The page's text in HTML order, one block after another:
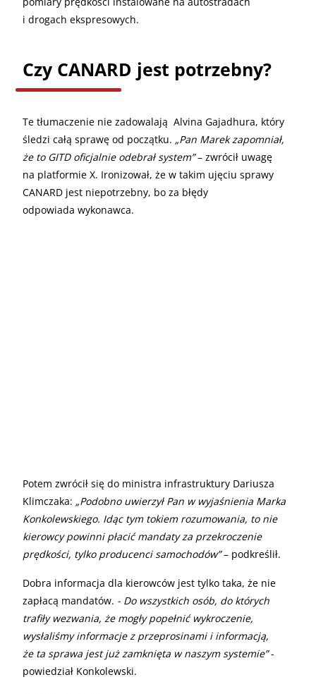
i drogach ekspresowych.
Czy CANARD jest potrzebny?
Te tłumaczenie nie zadowalają Alvina Gajadhura, który
śledzi całą sprawę od początku. „Pan Marek zapomniał,
że to GITD oficjalnie odebrał system”– zwrócił uwagę
na platformie X. Ironizował, że w takim ujęciu sprawy
CANARD jest niepotrzebny, bo za błędy
odpowiada wykonawca.
Potem zwrócił się do ministra infrastruktury Dariusza
Klimczaka: „Podobno uwierzył Pan w wyjaśnienia Marka
Konkolewskiego. Idąc tym tokiem rozumowania, to nie
kierowcy powinni płacić mandaty za przekroczenie
prędkości, tylko producenci samochodów”– podkreślił.
Dobra informacja dla kierowców jest tylko taka, że nie
zapłacą mandatów. - Do wszystkich osób, do których
trafiły wezwania, że mogły popełnić wykroczenie,
wysłaliśmy informacje z przeprosinami i informacją,
że ta sprawa jest już zamknięta w naszym systemie”-
powiedział Konkolewski.